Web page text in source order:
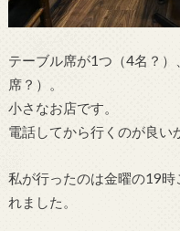
テーブル席が1つ（4名？
席？）。
小さなお店です。
電話してから行くのが良い
私が行ったのは金曜の19
れました。